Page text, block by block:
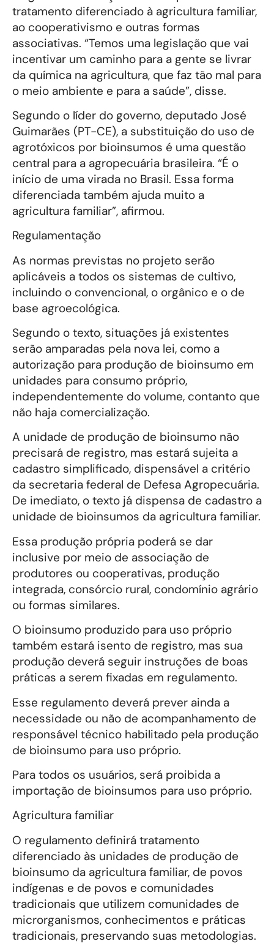
tratamento diferenciado à agricultura familiar,
ao cooperativismo e outras formas
associativas. “Temos uma legislação que vai
incentivar um caminho para a gente se livrar
da química na agricultura, que faz tão mal para
o meio ambiente e para a saúde”, disse.
Segundo o líder do governo, deputado José
Guimarães (PT-CE), a substituição do uso de
agrotóxicos por bioinsumos é uma questão
central para a agropecuária brasileira. “É o
início de uma virada no Brasil. Essa forma
diferenciada também ajuda muito a
agricultura familiar”, afirmou.
Regulamentação
As normas previstas no projeto serão
aplicáveis a todos os sistemas de cultivo,
incluindo o convencional, o orgânico e o de
base agroecológica.
Segundo o texto, situações já existentes
serão amparadas pela nova lei, como a
autorização para produção de bioinsumo em
unidades para consumo próprio,
independentemente do volume, contanto que
não haja comercialização.
A unidade de produção de bioinsumo não
precisará de registro, mas estará sujeita a
cadastro simplificado, dispensável a critério
da secretaria federal de Defesa Agropecuária.
De imediato, o texto já dispensa de cadastro a
unidade de bioinsumos da agricultura familiar.
Essa produção própria poderá se dar
inclusive por meio de associação de
produtores ou cooperativas, produção
integrada, consórcio rural, condomínio agrário
ou formas similares.
O bioinsumo produzido para uso próprio
também estará isento de registro, mas sua
produção deverá seguir instruções de boas
práticas a serem fixadas em regulamento.
Esse regulamento deverá prever ainda a
necessidade ou não de acompanhamento de
responsável técnico habilitado pela produção
de bioinsumo para uso próprio.
Para todos os usuários, será proibida a
importação de bioinsumos para uso próprio.
Agricultura familiar
O regulamento definirá tratamento
diferenciado às unidades de produção de
bioinsumo da agricultura familiar, de povos
indígenas e de povos e comunidades
tradicionais que utilizem comunidades de
microrganismos, conhecimentos e práticas
tradicionais, preservando suas metodologias.